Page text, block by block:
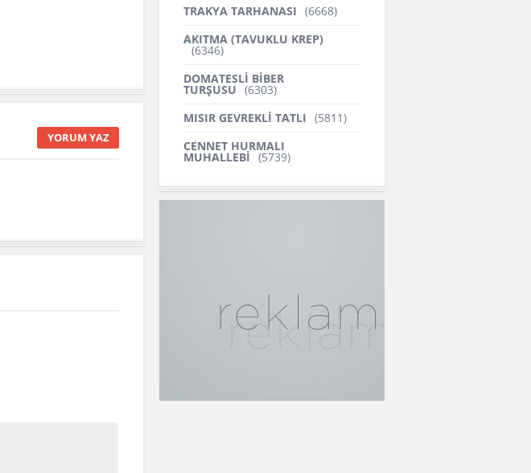
YORUM YAZ
TRAKYA TARHANASI (6668)
AKITMA (TAVUKLU KREP)
(6346)
DOMATESLİ BİBER
TURŞUSU (6303)
MISIR GEVREKLİ TATLI (5811)
CENNET HURMALI
MUHALLEBİ (5739)